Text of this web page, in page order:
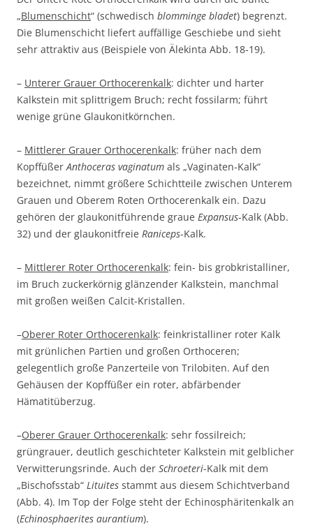
„Blumenschicht“ (schwedisch blomminge bladet) begrenzt.
Die Blumenschicht liefert auffällige Geschiebe und sieht
sehr attraktiv aus (Beispiele von Älekinta Abb. 18-19).
– Unterer Grauer Orthocerenkalk: dichter und harter
Kalkstein mit splittrigem Bruch; recht fossilarm; führt
wenige grüne Glaukonitkörnchen.
– Mittlerer Grauer Orthocerenkalk: früher nach dem
KopffüßerAnthoceras vaginatum als „Vaginaten-Kalk“
bezeichnet, nimmt größere Schichtteile zwischen Unterem
Grauen und Oberem Roten Orthocerenkalk ein. Dazu
gehören der glaukonitführende graue Expansus-Kalk (Abb.
32) und der glaukonitfreie Raniceps-Kalk.
– Mittlerer Roter Orthocerenkalk: fein- bis grobkristalliner,
im Bruch zuckerkörnig glänzender Kalkstein, manchmal
mit großen weißen Calcit-Kristallen.
–Oberer Roter Orthocerenkalk: feinkristalliner roter Kalk
mit grünlichen Partien und großen Orthoceren;
gelegentlich große Panzerteile von Trilobiten. Auf den
Gehäusen der Kopffüßer ein roter, abfärbender
Hämatitüberzug.
–Oberer Grauer Orthocerenkalk: sehr fossilreich;
grüngrauer, deutlich geschichteter Kalkstein mit gelblicher
Verwitterungsrinde. Auch der Schroeteri-Kalk mit dem
„Bischofsstab“ Lituites stammt aus diesem Schichtverband
(Abb. 4). Im Top der Folge steht der Echinosphäritenkalk an
(Echinosphaerites aurantium).